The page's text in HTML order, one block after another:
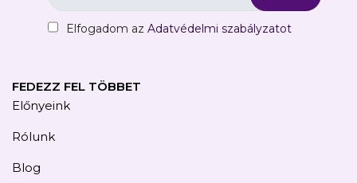
Elfogadom az Adatvédelmi szabályzatot
FEDEZZ FEL TÖBBET
Előnyeink
Rólunk
Blog